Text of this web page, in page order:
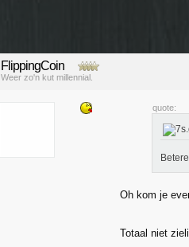
FlippingCoin
Weer zo'n kut millennial.
quote:
Oh kom je
Totaal niet